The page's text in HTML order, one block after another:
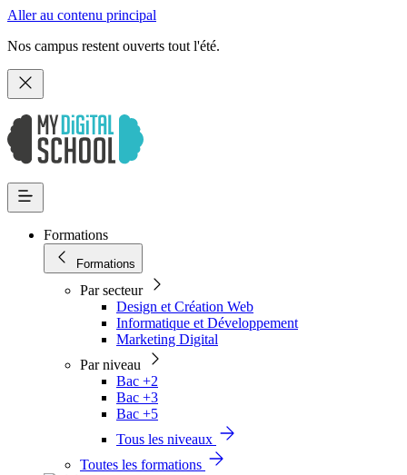
Aller au contenu principal
Nos campus restent ouverts tout l'été.
Formations
Formations
Par secteur
Design et Création Web
Informatique et Développement
Marketing Digital
Par niveau
Bac +2
Bac +3
Bac +5
Tous les niveaux
Toutes les formations